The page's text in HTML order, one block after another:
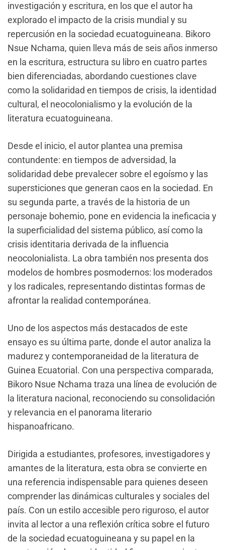
investigación y escritura, en los que el autor ha
explorado el impacto de la crisis mundial y su
repercusión en la sociedad ecuatoguineana. Bikoro
Nsue Nchama, quien lleva más de seis años inmerso
en la escritura, estructura su libro en cuatro partes
bien diferenciadas, abordando cuestiones clave
como la solidaridad en tiempos de crisis, la identidad
cultural, el neocolonialismo y la evolución de la
literatura ecuatoguineana.
Desde el inicio, el autor plantea una premisa
contundente: en tiempos de adversidad, la
solidaridad debe prevalecer sobre el egoísmo y las
supersticiones que generan caos en la sociedad. En
su segunda parte, a través de la historia de un
personaje bohemio, pone en evidencia la ineficacia y
la superficialidad del sistema público, así como la
crisis identitaria derivada de la influencia
neocolonialista. La obra también nos presenta dos
modelos de hombres posmodernos: los moderados
y los radicales, representando distintas formas de
afrontar la realidad contemporánea.
Uno de los aspectos más destacados de este
ensayo es su última parte, donde el autor analiza la
madurez y contemporaneidad de la literatura de
Guinea Ecuatorial. Con una perspectiva comparada,
Bikoro Nsue Nchama traza una línea de evolución de
la literatura nacional, reconociendo su consolidación
y relevancia en el panorama literario
hispanoafricano.
Dirigida a estudiantes, profesores, investigadores y
amantes de la literatura, esta obra se convierte en
una referencia indispensable para quienes deseen
comprender las dinámicas culturales y sociales del
país. Con un estilo accesible pero riguroso, el autor
invita al lector a una reflexión crítica sobre el futuro
de la sociedad ecuatoguineana y su papel en la